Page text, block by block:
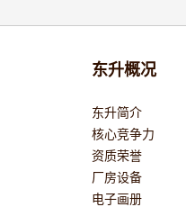
东升概况
东升简介
核心竞争力
资质荣誉
厂房设备
电子画册